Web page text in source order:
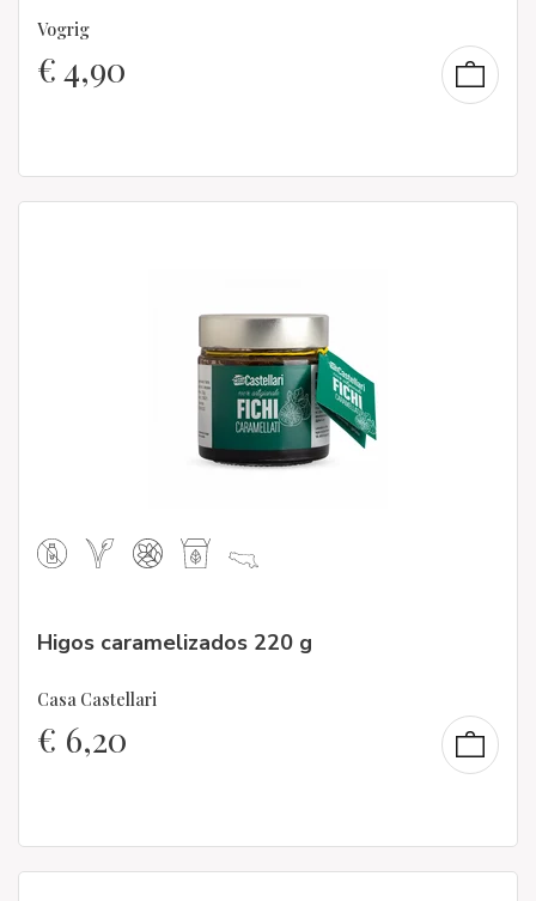
Vogrig
€4,90
Higos caramelizados 220 g
Casa Castellari
€ 6,20